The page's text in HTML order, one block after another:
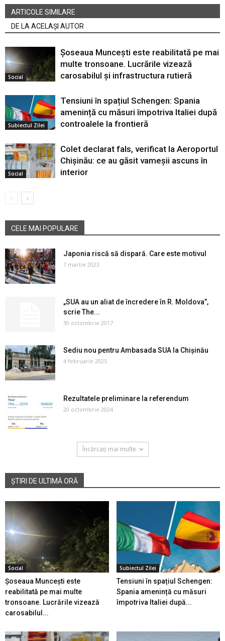
ARTICOLE SIMILARE
DE LA ACELAȘI AUTOR
Social
Șoseaua Muncești este reabilitată pe mai
multe tronsoane. Lucrările vizează
carosabilul și infrastructura rutieră
Subiectul Zilei
Tensiuni în spațiul Schengen: Spania
amenință cu măsuri împotriva Italiei după
controalele la frontieră
Social
Colet declarat fals, verificat la Aeroportul
Chișinău: ce au găsit vameșii ascuns în
interior
CELE MAI POPULARE
Japonia riscă să dispară. Care este motivul
7 martie 2023
„SUA au un aliat de încredere în R. Moldova”,
scrie The...
30 octombrie 2017
Sediu nou pentru Ambasada SUA la Chișinău
4 februarie 2025
Rezultatele preliminare la referendum
20 octombrie 2024
Încărcați mai multe
ȘTIRI DE ULTIMĂ ORĂ
Social
Șoseaua Muncești este
reabilitată pe mai multe
tronsoane. Lucrările vizează
carosabilul...
Subiectul Zilei
Tensiuni în spațiul Schengen:
Spania amenință cu măsuri
împotriva Italiei după...